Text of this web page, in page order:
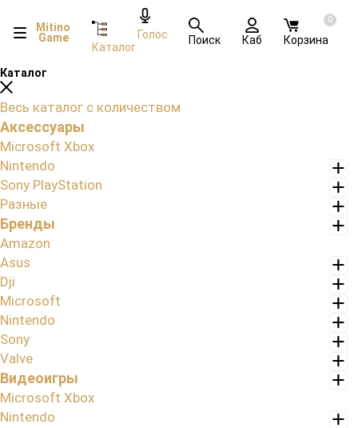
Mitino
Game
Каталог
Голос Поиск Каб
0
Корзина
Каталог
Весь каталог с количеством
Аксессуары
Microsoft Xbox
Nintendo
Sony PlayStation
Разные
Бренды
Amazon
Asus
Dji
Microsoft
Nintendo
Sony
Valve
Видеоигры
Microsoft Xbox
Nintendo